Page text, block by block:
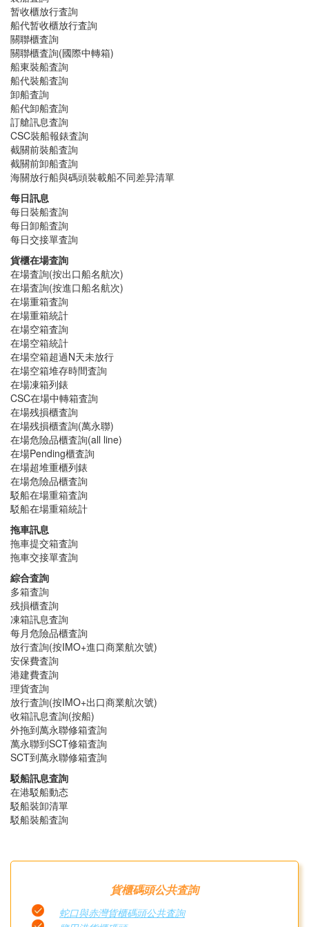
暂收櫃放行査詢
船代暂收櫃放行査詢
關聯櫃査詢
關聯櫃査詢(國際中轉箱)
船東裝船査詢
船代裝船査詢
卸船査詢
船代卸船査詢
訂艙訊息査詢
CSC裝船報錶査詢
截關前裝船査詢
截關前卸船査詢
海關放行船與碼頭裝載船不同差异清單
每日訊息
每日裝船査詢
每日卸船査詢
每日交接單査詢
貨櫃在場査詢
在場査詢(按出口船名航次)
在場査詢(按進口船名航次)
在場重箱査詢
在場重箱統計
在場空箱査詢
在場空箱統計
在場空箱超過N天未放行
在場空箱堆存時間査詢
在場凍箱列錶
CSC在場中轉箱査詢
在場残損櫃査詢
在場残損櫃査詢(萬永聯)
在場危險品櫃査詢(all line)
在場Pending櫃査詢
在場超堆重櫃列錶
在場危險品櫃査詢
駁船在場重箱査詢
駁船在場重箱統計
拖車訊息
拖車提交箱査詢
拖車交接單査詢
綜合査詢
多箱査詢
残損櫃査詢
凍箱訊息査詢
每月危險品櫃査詢
放行査詢(按IMO+進口商業航次號)
安保費査詢
港建費査詢
理貨査詢
放行査詢(按IMO+出口商業航次號)
收箱訊息査詢(按船)
外拖到萬永聯修箱査詢
萬永聯到SCT修箱査詢
SCT到萬永聯修箱査詢
駁船訊息査詢
在港駁船動态
駁船裝卸清單
駁船裝船査詢
貨櫃碼頭公共査詢
蛇口與赤灣貨櫃碼頭公共査詢